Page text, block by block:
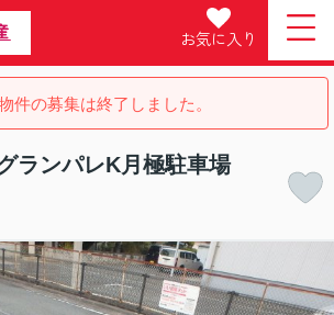
お気に入り
件の募集は終了しました。
ランパレK月極駐車場